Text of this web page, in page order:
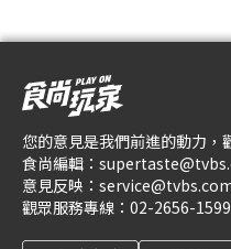
您的意見是我們前進的動力，
食尚編輯：
意見反映：
觀眾服務專線： 02-2656-1599